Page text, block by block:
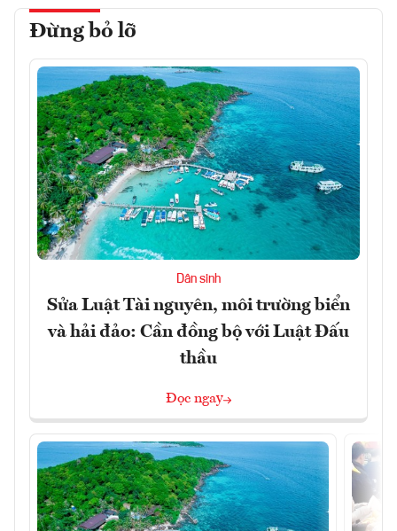
Đừng bỏ lỡ
Dân sinh
Sửa Luật Tài nguyên, môi trường biển
và hải đảo: Cần đồng bộ với Luật Đấu
thầu
Đọc ngay